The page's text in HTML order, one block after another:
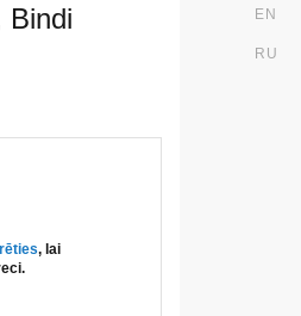
EN
RU
Bindi
, lai